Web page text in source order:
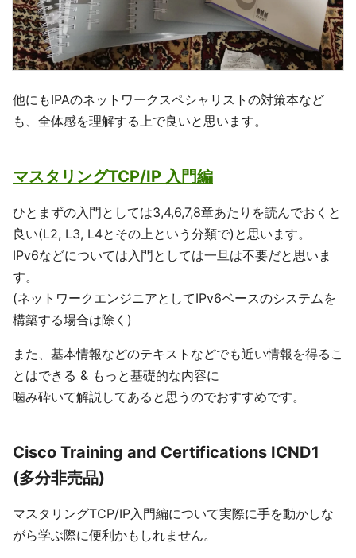
他にもIPAのネットワークスペシャリストの対策本など
も、全体感を理解する上で良いと思います。
マスタリングTCP/IP 入門編
ひとまずの入門としては3,4,6,7,8章あたりを読んでおくと
良い(L2, L3, L4とその上という分類で)と思います。
IPv6などについては入門としては一旦は不要だと思いま
す。
(ネットワークエンジニアとしてIPv6ベースのシステムを
構築する場合は除く)
また、基本情報などのテキストなどでも近い情報を得るこ
とはできる & もっと基礎的な内容に
噛み砕いて解説してあると思うのでおすすめです。
Cisco Training and Certifications ICND1
(多分非売品)
マスタリングTCP/IP入門編について実際に手を動かしな
がら学ぶ際に便利かもしれません。